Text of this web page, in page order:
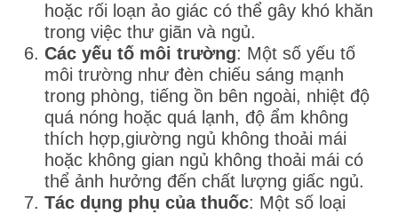
hoặc rối loạn ảo giác có thể gây khó khăn
trong việc thư giãn và ngủ.
Các yếu tố môi trường: Một số yếu tố
môi trường như đèn chiếu sáng mạnh
trong phòng, tiếng ồn bên ngoài, nhiệt độ
quá nóng hoặc quá lạnh, độ ẩm không
thích hợp,giường ngủ không thoải mái
hoặc không gian ngủ không thoải mái có
thể ảnh hưởng đến chất lượng giấc ngủ.
Tác dụng phụ của thuốc: Một số loại